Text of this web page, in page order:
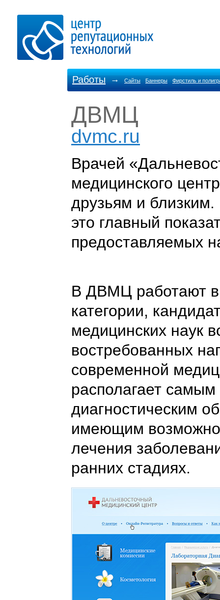
Работы → Сайты Баннеры Фирстиль и
ДВМЦ
dvmc.ru
Врачей
медицинского
друзьям и
это главный
предоставляемых
В ДВМЦ работают
категории,
медицинских наук
востребованных
современной
располагает
диагностическим
имеющим
лечения
ранних стадиях.